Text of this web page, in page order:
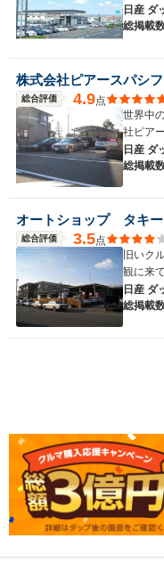
日産 ダ
総掲載
株式会社ピアースパシ
総合評価 4.9点
世界中
社ピア
日産 ダ
総掲載
オートショップ タキ
総合評価 3.5点
旧いク
観に来
日産 ダ
総掲載